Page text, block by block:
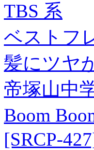
TBS 系
ベストフ
髪にツヤ
帝塚山中
Boom
[SRCP-